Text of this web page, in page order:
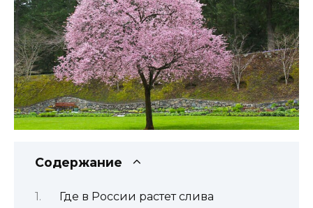
Содержание
Где в России растет слива